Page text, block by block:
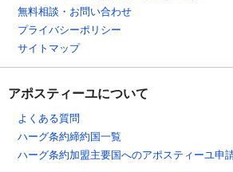
無料相談・お問い合わせ
プライバシーポリシー
サイトマップ
アポスティーユについて
よくある質問
ハーグ条約締約国一覧
ハーグ条約加盟主要国へのアポスティーユ申